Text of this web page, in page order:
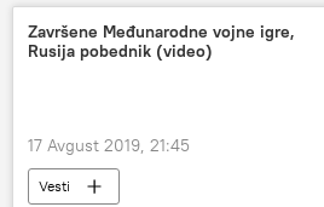
Završene Međunarodne vojne igre,
Rusija pobednik (video)
17 Avgust 2019, 21:45
Vesti